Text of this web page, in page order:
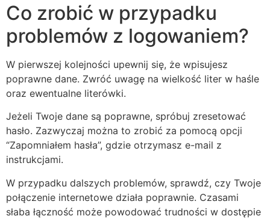
Co zrobić w przypadku
problemów z logowaniem?
W pierwszej kolejności upewnij się, że wpisujesz
poprawne dane. Zwróć uwagę na wielkość liter w haśle
oraz ewentualne literówki.
Jeżeli Twoje dane są poprawne, spróbuj zresetować
hasło. Zazwyczaj można to zrobić za pomocą opcji
“Zapomniałem hasła”, gdzie otrzymasz e-mail z
instrukcjami.
W przypadku dalszych problemów, sprawdź, czy Twoje
połączenie internetowe działa poprawnie. Czasami
słaba łączność może powodować trudności w dostępie